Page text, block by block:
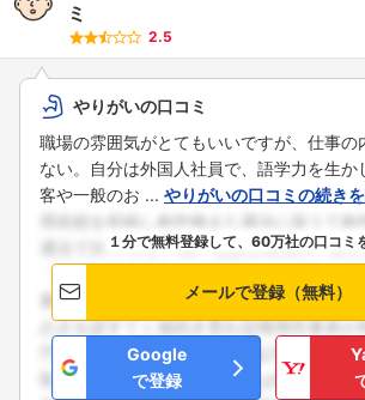
ミ
2.5
やりがいの口コミ
職場の雰囲気がとてもいいですが、仕事の
ない。自分は外国人社員で、語学力を生か
客や一般のお ... やりがいの口コミの続き
１分で無料登録して、60万社の口コミ
メールで登録（無料）
Google
で登録